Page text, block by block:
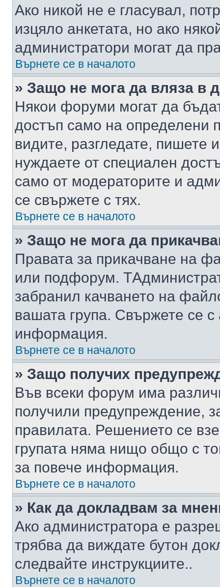
Ако никой не е гласувал,
изцяло анкетата, но ако
администратори могат да
Върнете се в началото
» Защо не мога да вляза в
Някои форуми могат да
достъп само на определени
видите, разгледате, пишете
нуждаете от специален
само от модераторите и
се свържете с тях.
Върнете се в началото
» Защо не мога да
Правата за прикачване на
или подфорум.
забранил качването на
вашата група. Свържете се
информация.
Върнете се в началото
» Защо получих
Във всеки форум има
получили предупреждение,
правилата. Решението се
групата няма нищо общо с
за повече информация.
Върнете се в началото
» Как да докладвам за
Ако администратора е
трябва да виждате бутон
следвайте инструкциите..
Върнете се в началото